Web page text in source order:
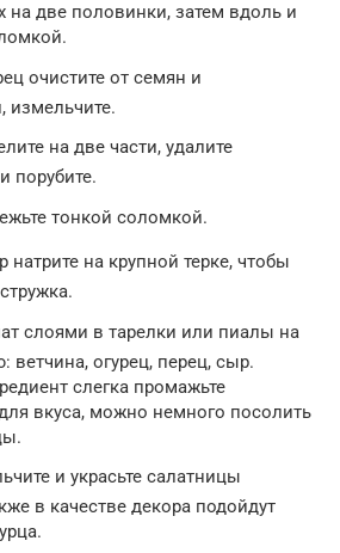
на две половинки, затем вдоль и
очистите от семян и
измельчите.
на две части, удалите
порубите.
тонкой соломкой.
на крупной терке, чтобы
слоями в тарелки или пиалы на
ветчина, огурец, перец, сыр.
слегка промажьте
вкуса, можно немного посолить
и украсьте салатницы
в качестве декора подойдут